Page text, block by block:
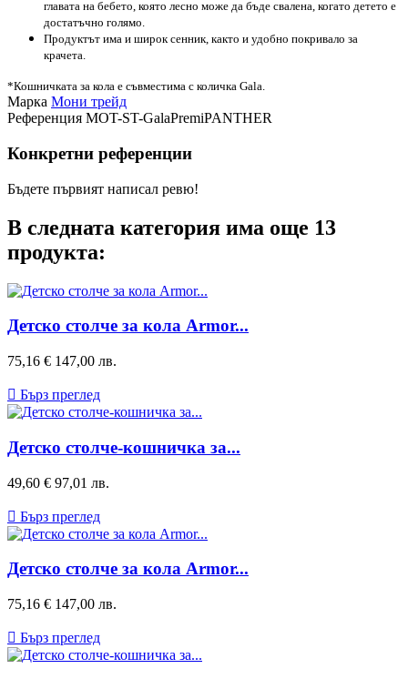
главата на бебето, която лесно може да бъде свалена, когато детето е
достатъчно голямо.
Продуктът има и широк сенник, както и удобно покривало за
крачета.
*Кошничката за кола е съвместима с количка Gala.
Марка Мони трейд
Референция MOT-ST-GalaPremiPANTHER
Конкретни референции
Бъдете първият написал ревю!
В следната категория има още 13
продукта:
Детско столче за кола Armor...
Цена
75,16 € 147,00 лв.
 Бърз преглед
Детско столче-кошничка за...
Цена
49,60 € 97,01 лв.
 Бърз преглед
Детско столче за кола Armor...
Цена
75,16 € 147,00 лв.
 Бърз преглед